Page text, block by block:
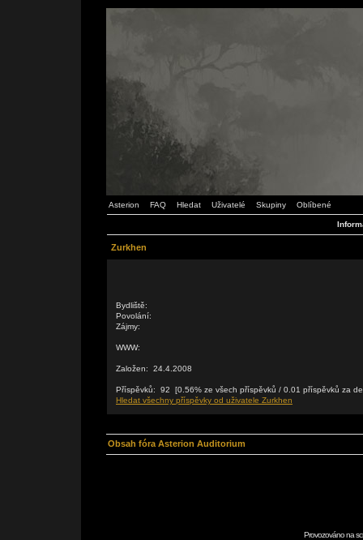
Asterion FAQ Hledat Uživatelé Skupiny Oblíbené
Zurkhen
Bydliště:
Povolání:
Zájmy:
WWW:
Založen: 24.4.2008
Příspěvků: 92 [0.56% ze všech příspěvků / 0.01 příspěvků za
Hledat všechny příspěvky od uživatele Zurkhen
Obsah fóra Asterion Auditorium
Provozováno na